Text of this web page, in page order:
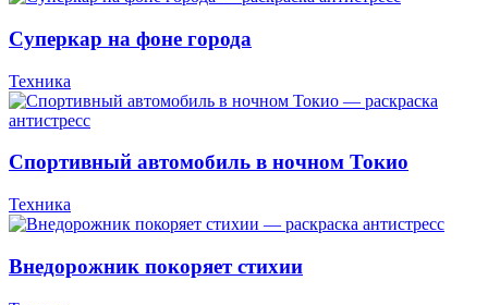
Суперкар на фоне города
Техника
Спортивный автомобиль в ночном Токио
Техника
Внедорожник покоряет стихии